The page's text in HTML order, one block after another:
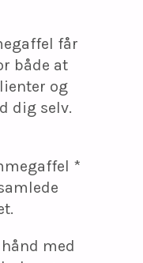
får
både at
og
dig selv.
*
med